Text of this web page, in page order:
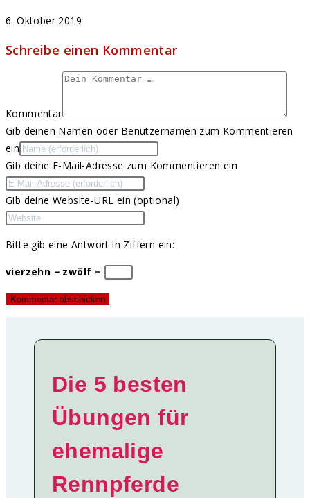
6. Oktober 2019
Schreibe einen Kommentar
Kommentar
Gib deinen Namen oder Benutzernamen zum Kommentieren
ein
Gib deine E-Mail-Adresse zum Kommentieren ein
Gib deine Website-URL ein (optional)
Bitte gib eine Antwort in Ziffern ein:
vierzehn − zwölf =
Die 5 besten
Übungen für
ehemalige
Rennpferde